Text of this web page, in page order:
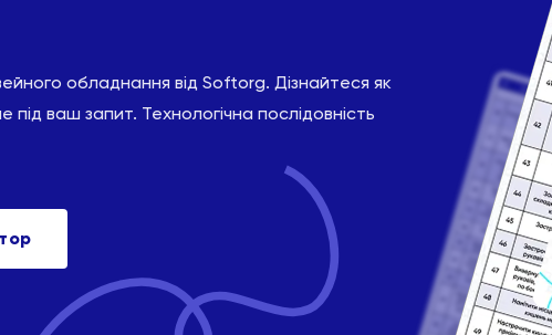
обладнання від Softorg. Дізнайтеся як
ваш запит. Технологічна послідовність